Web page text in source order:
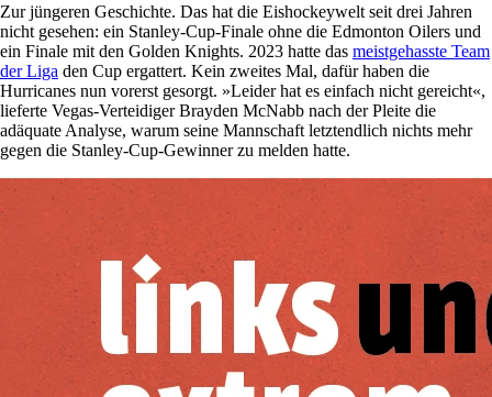
Zur jüngeren Geschichte. Das hat die Eishockeywelt seit drei Jahren
nicht gesehen: ein Stanley-Cup-Finale ohne die Edmonton Oilers und
ein Finale mit den Golden Knights. 2023 hatte das meistgehasste Team
der Liga den Cup ergattert. Kein zweites Mal, dafür haben die
Hurricanes nun vorerst gesorgt. »Leider hat es einfach nicht gereicht«,
lieferte Vegas-Verteidiger Brayden McNabb nach der Pleite die
adäquate Analyse, warum seine Mannschaft letztendlich nichts mehr
gegen die Stanley-Cup-Gewinner zu melden hatte.